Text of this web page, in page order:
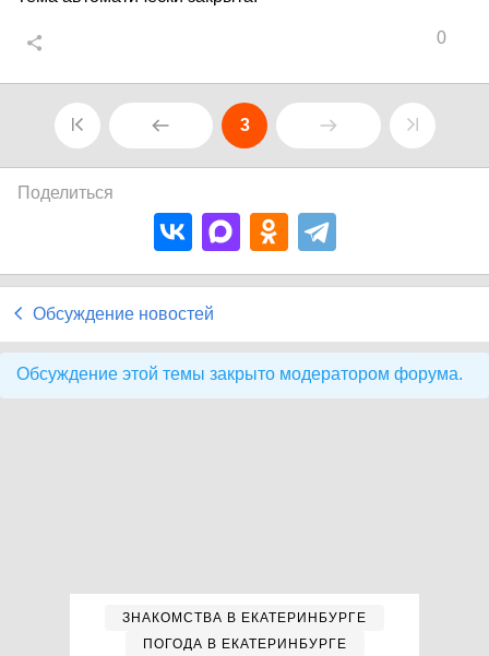
0
3
Поделиться
Обсуждение новостей
Обсуждение этой темы закрыто модератором форума.
ЗНАКОМСТВА В ЕКАТЕРИНБУРГЕ
ПОГОДА В ЕКАТЕРИНБУРГЕ